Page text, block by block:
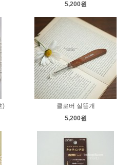
5,200원
)
클로버 실뜯개
5,200원